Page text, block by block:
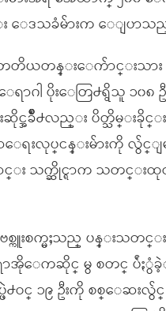
ေဒသခံမ်ားက ေျပာသ
တတိယတန္းေက်ာင္းသား
ေရာဂါ ပိုးေတြ႕ရွိသူ ၁၀၈
င္အခ်ိဳ႕လည္း ပိတ္သိမ္းခိုင္း
းလုပ္ငန္းမ်ားကို လွ်င္ျမ
း သက္ဆိုင္ရာက သတင္းထု
ကူးစက္မႈသည္ ပန္းသတင္
အိုေကဆိုင္ မွ စတင္ ပ်ံႏွံခဲ့
႕ဝင္ ၁၉ ဦးကို စစ္ေဆးလွ်င္